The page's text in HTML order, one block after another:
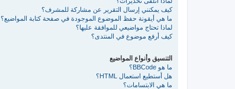
كيف يمكنني إرسال التقرير عن مشاركة للمشرف؟
ما هي أيقونة حفظ الموضوع الموجودة في صفحة كتابة المواضيع؟
لماذا تحتاج مواضيعي للموافقة عليها؟
كيف أرفع موضوع في المنتدى؟
التنسيق وأنواع المواضيع
ما هو BBCode؟
هل أستطيع استعمال HTML؟
ما هي الابتسامات؟